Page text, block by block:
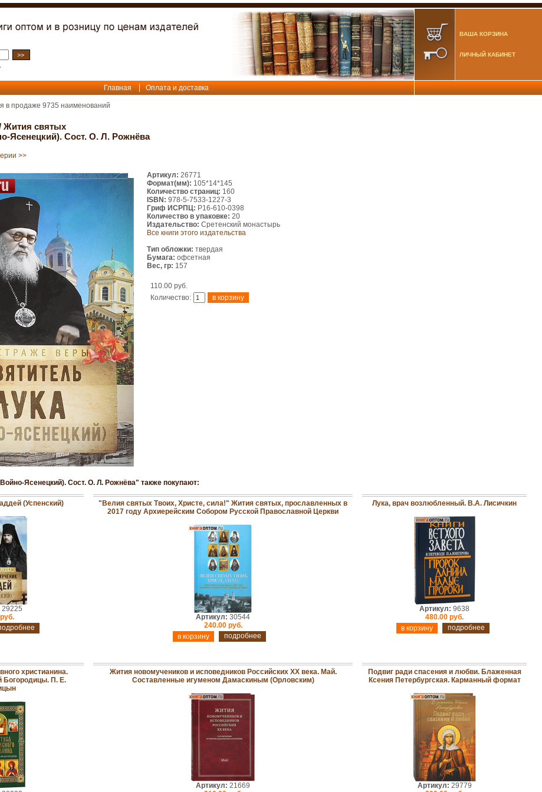
ВАША КОРЗИНА
ЛИЧНЫЙ КАБИНЕТ
Главная Оплата и доставка
в продаже 9735 наименований
Жития святых
Ясенецкий). Сост. О. Л. Рожнёва
>>
Артикул: 26771
Формат(мм): 105*14*145
Количество страниц: 160
ISBN: 978-5-7533-1227-3
Гриф ИСРПЦ: Р16-610-0398
Количество в упаковке: 20
Издательство: Сретенский монастырь
Все книги этого издательства
Тип обложки: твердая
Бумага: офсетная
Вес, гр: 157
110.00 руб.
Количество:
Ясенецкий). Сост. О. Л. Рожнёва" также покупают:
(Успенский)
29225
"Велия святых Твоих, Христе, сила!" Жития святых, прославленных в
2017 году Архиерейским Собором Русской Православной Церкви
Артикул: 30544
240.00 руб.
подробнее
Лука, врач возлюбленный. В.А. Лисичкин
Артикул: 9638
480.00 руб.
подробнее
христианина.
Богородицы. П. Е.
Жития новомучеников и исповедников Российских ХХ века. Май.
Составленные игуменом Дамаскиным (Орловским)
Артикул: 21669
Подвиг ради спасения и любви. Блаженная
Ксения Петербургская. Карманный формат
Артикул: 29779